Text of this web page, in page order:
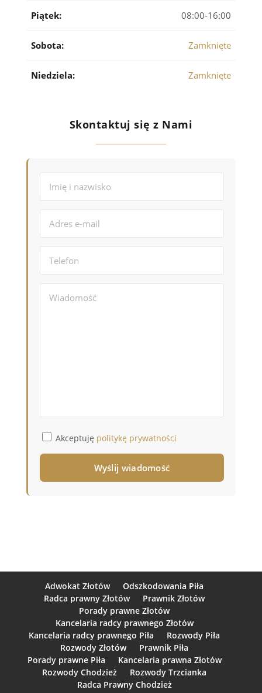
Piątek: 08:00-16:00
Sobota: Zamknięte
Niedziela: Zamknięte
Skontaktuj się z Nami
Akceptuję politykę prywatności
Adwokat Złotów
Odszkodowania Piła
Radca prawny Złotów
Prawnik Złotów
Porady prawne Złotów
Kancelaria radcy prawnego Złotów
Kancelaria radcy prawnego Piła
Rozwody Piła
Rozwody Złotów
Prawnik Piła
Porady prawne Piła
Kancelaria prawna Złotów
Rozwody Chodzież
Rozwody Trzcianka
Radca Prawny Chodzież